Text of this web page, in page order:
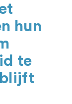
hun
te
blijft